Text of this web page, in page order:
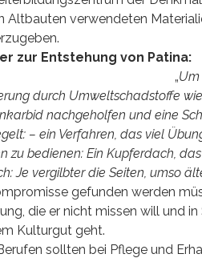
Altbauten verwendeten
zur Entstehung von Patina:
„
durch Umweltschadstoffe
nachgeholfen und eine
– ein Verfahren, das viel
zu bedienen: Ein Kupferdach,
Je vergilbter die Seiten, umso
gefunden werden
die er nicht missen will und
Kulturgut geht.
sollten bei Pflege und